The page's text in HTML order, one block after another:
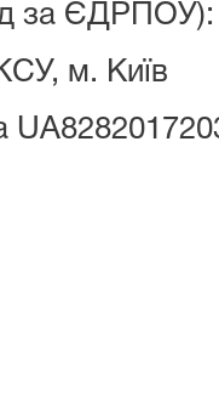
за ЄДРПОУ):
м. Київ